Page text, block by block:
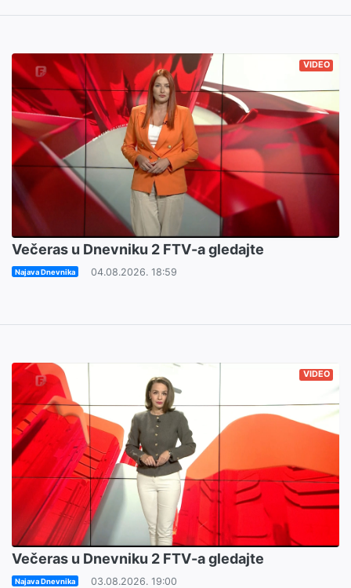
VIDEO
Večeras u Dnevniku 2 FTV-a gledajte
Najava Dnevnika 04.08.2026. 18:59
VIDEO
Večeras u Dnevniku 2 FTV-a gledajte
Najava Dnevnika 03.08.2026. 19:00